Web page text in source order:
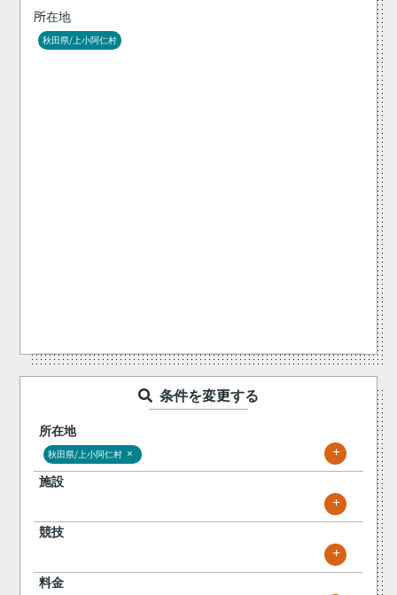
所在地
秋田県/上小阿仁村
条件を変更する
所在地
秋田県/上小阿仁村 × +
施設
+
競技
+
料金